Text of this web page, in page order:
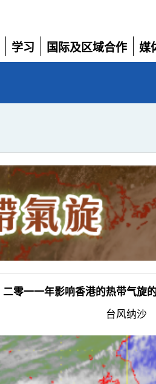
学习
展
国际及区域合作
展
媒
展
二零一一年影响香港的热带气旋
台风纳沙